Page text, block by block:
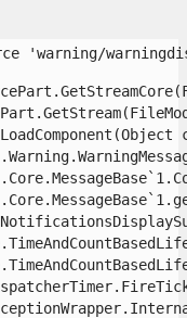
'warning/